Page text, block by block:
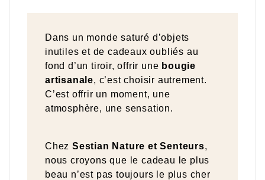
Dans un monde saturé d’objets
inutiles et de cadeaux oubliés au
fond d’un tiroir, offrir une bougie
artisanale, c’est choisir autrement.
C’est offrir un moment, une
atmosphère, une sensation.
Chez Sestian Nature et Senteurs,
nous croyons que le cadeau le plus
beau n’est pas toujours le plus cher